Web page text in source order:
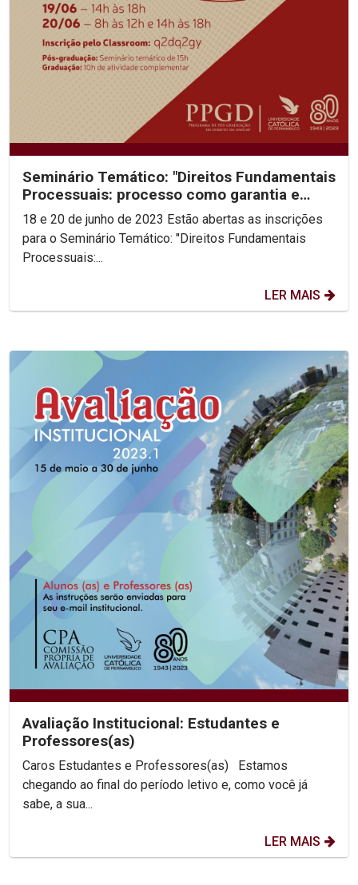
Seminário Temático: "Direitos Fundamentais
Processuais: processo como garantia e
garantia de...
18 e 20 de junho de 2023 Estão abertas as inscrições
para o Seminário Temático: "Direitos Fundamentais
Processuais:...
LER MAIS
Avaliação Institucional: Estudantes e
Professores(as)
Caros Estudantes e Professores(as) Estamos
chegando ao final do período letivo e, como você já
sabe, a sua...
LER MAIS